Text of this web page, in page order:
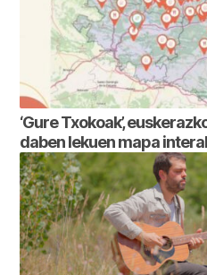
‘Gure Txokoak’,
daben lekuen mapa